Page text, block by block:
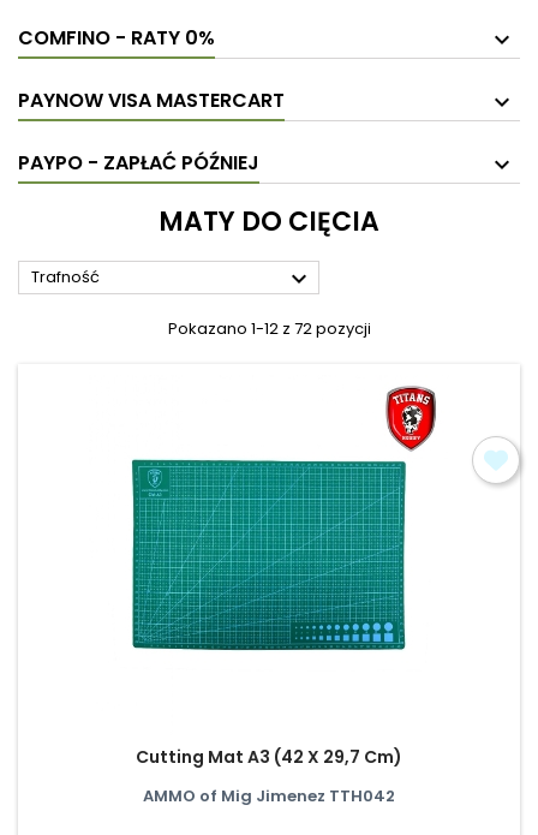
COMFINO - RATY 0%
PAYNOW VISA MASTERCART
PAYPO - ZAPŁAĆ PÓŹNIEJ
MATY DO CIĘCIA
Trafność 
Pokazano 1-12 z 72 pozycji
Cutting Mat A3 (42 X 29,7 Cm)
AMMO of Mig Jimenez TTH042